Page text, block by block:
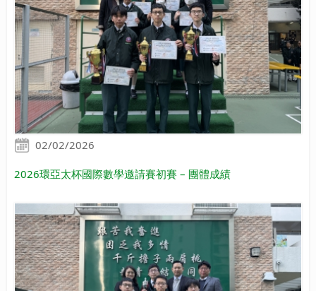
02/02/2026
2026環亞太杯國際數學邀請賽初賽 – 團體成績